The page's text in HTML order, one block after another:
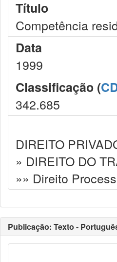
Título
Competência
Data
1999
Classificação (
342.685
DIREITO
» DIREITO DO
»» Direito
Publicação: Texto -